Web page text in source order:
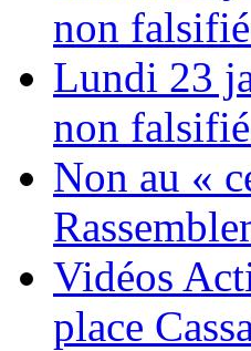
non
Lundi 23
non
Non au «
Vidéos
place